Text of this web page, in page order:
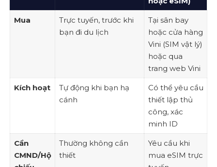
Mua
Trực tuyến, trước khi
bạn đi du lịch
Tại sân bay
hoặc cửa hàng
Vini (SIM vật lý)
hoặc qua
trang web Vini
Kích hoạt
Tự động khi bạn hạ
cánh
Có thể yêu cầu
thiết lập thủ
công, xác
minh ID
Cần
CMND/Hộ
Thường không cần
thiết
Yêu cầu khi
mua eSIM trực